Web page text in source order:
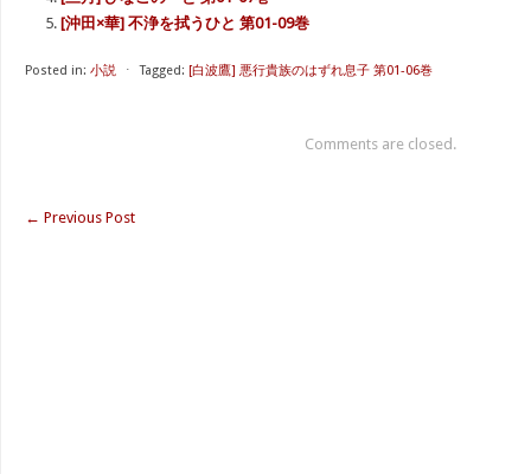
[沖田×華] 不浄を拭うひと 第01-09巻
Posted in: 小説 ⋅ Tagged: [白波鷹] 悪行貴族のはずれ息子 第01-06巻
Comments are closed.
← Previous Post